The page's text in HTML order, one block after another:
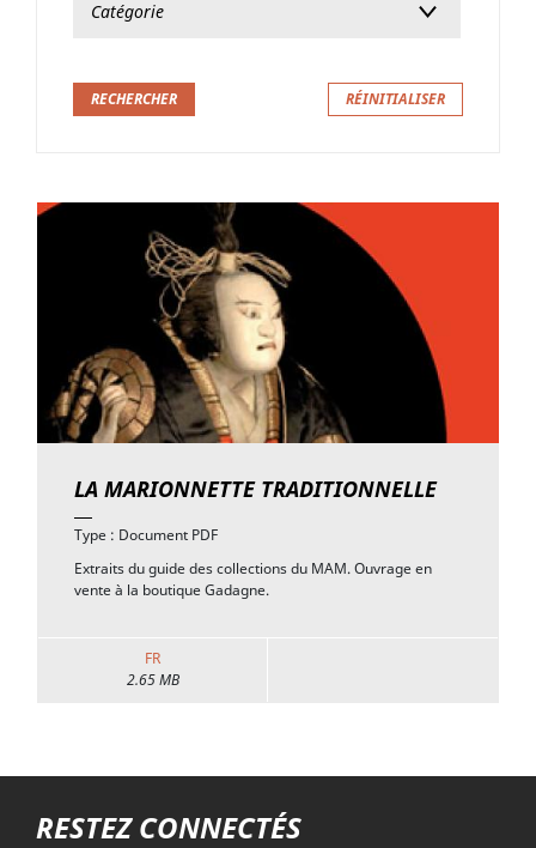
LA MARIONNETTE TRADITIONNELLE
Type : Document PDF
Extraits du guide des collections du MAM. Ouvrage en
vente à la boutique Gadagne.
FR
2.65 MB
RESTEZ CONNECTÉS